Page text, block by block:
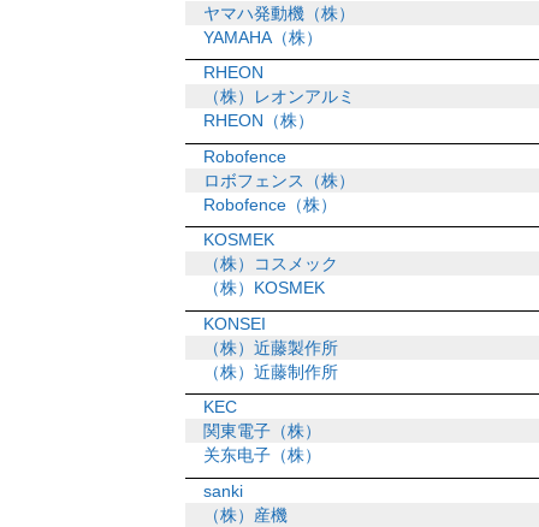
ヤマハ発動機（株）
YAMAHA（株）
RHEON
（株）レオンアルミ
RHEON（株）
Robofence
ロボフェンス（株）
Robofence（株）
KOSMEK
（株）コスメック
（株）KOSMEK
KONSEI
（株）近藤製作所
（株）近藤制作所
KEC
関東電子（株）
关东电子（株）
sanki
（株）産機